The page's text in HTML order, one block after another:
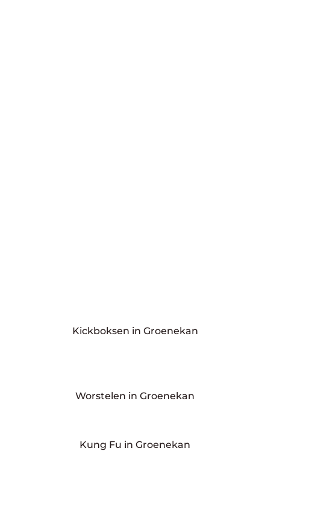
Kickboksen in Groenekan
Worstelen in Groenekan
Kung Fu in Groenekan